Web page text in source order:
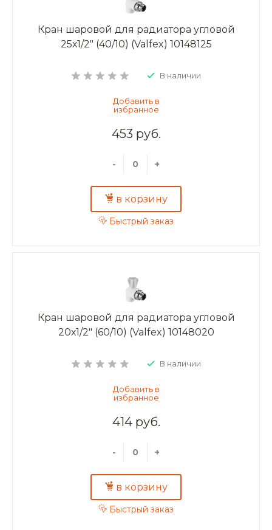
Кран шаровой для радиатора угловой
25х1/2" (40/10) (Valfex) 10148125
В наличии
453 руб.
- +
в корзину
Быстрый заказ
Кран шаровой для радиатора угловой
20х1/2" (60/10) (Valfex) 10148020
В наличии
414 руб.
- +
в корзину
Быстрый заказ